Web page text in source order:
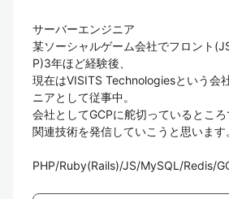
サーバーエンジニア
某ソーシャルゲーム会社でフロント
P)3年ほど経験後、
現在はVISITS Technologiesという会
ニアとして従事中。
会社としてGCPに舵切っているとこ
関連技術を発信していこうと思います
PHP/Ruby(Rails)/JS/MySQL/Redis/